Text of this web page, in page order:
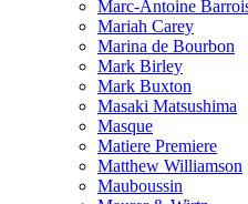
Marc-Antoine
Mariah Carey
Marina de Bourbon
Mark Birley
Mark Buxton
Masaki Matsushima
Masque
Matiere Premiere
Matthew Williamson
Mauboussin